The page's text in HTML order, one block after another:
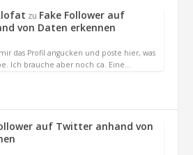
zu Fake Follower auf
von Daten erkennen
das Profil angucken und poste hier, was
Ich brauche aber noch ca. Eine…
auf Twitter anhand von